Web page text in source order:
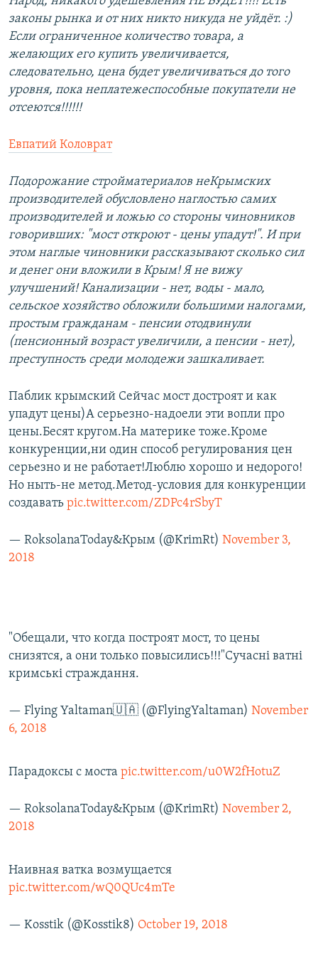
законы рынка и от них никто никуда не уйдёт. :)
Если ограниченное количество товара, а
желающих его купить увеличивается,
следовательно, цена будет увеличиваться до того
уровня, пока неплатежеспособные покупатели не
отсеются!!!!!!
Евпатий Коловрат
Подорожание стройматериалов неКрымских
производителей обусловлено наглостью самих
производителей и ложью со стороны чиновников
говоривших: "мост откроют - цены упадут!". И при
этом наглые чиновники рассказывают сколько сил
и денег они вложили в Крым! Я не вижу
улучшений! Канализации - нет, воды - мало,
сельское хозяйство обложили большими налогами,
простым гражданам - пенсии отодвинули
(пенсионный возраст увеличили, а пенсии - нет),
преступность среди молодежи зашкаливает.
Паблик крымский Сейчас мост достроят и как
упадут цены)А серьезно-надоели эти вопли про
цены.Бесят кругом.На материке тоже.Кроме
конкуренции,ни один способ регулирования цен
серьезно и не работает!Люблю хорошо и недорого!
Но ныть-не метод.Метод-условия для конкуренции
создавать pic.twitter.com/ZDPc4rSbyT
— RoksolanaToday&Крым (@KrimRt) November 3,
2018
"Обещали, что когда построят мост, то цены
снизятся, а они только повысились!!!"Сучасні ватні
кримські страждання.
— Flying Yaltaman🇺🇦 (@FlyingYaltaman) November
6, 2018
Парадоксы с моста pic.twitter.com/u0W2fHotuZ
— RoksolanaToday&Крым (@KrimRt) November 2,
2018
Наивная ватка возмущается
pic.twitter.com/wQ0QUc4mTe
— Kosstik (@Kosstik8) October 19, 2018